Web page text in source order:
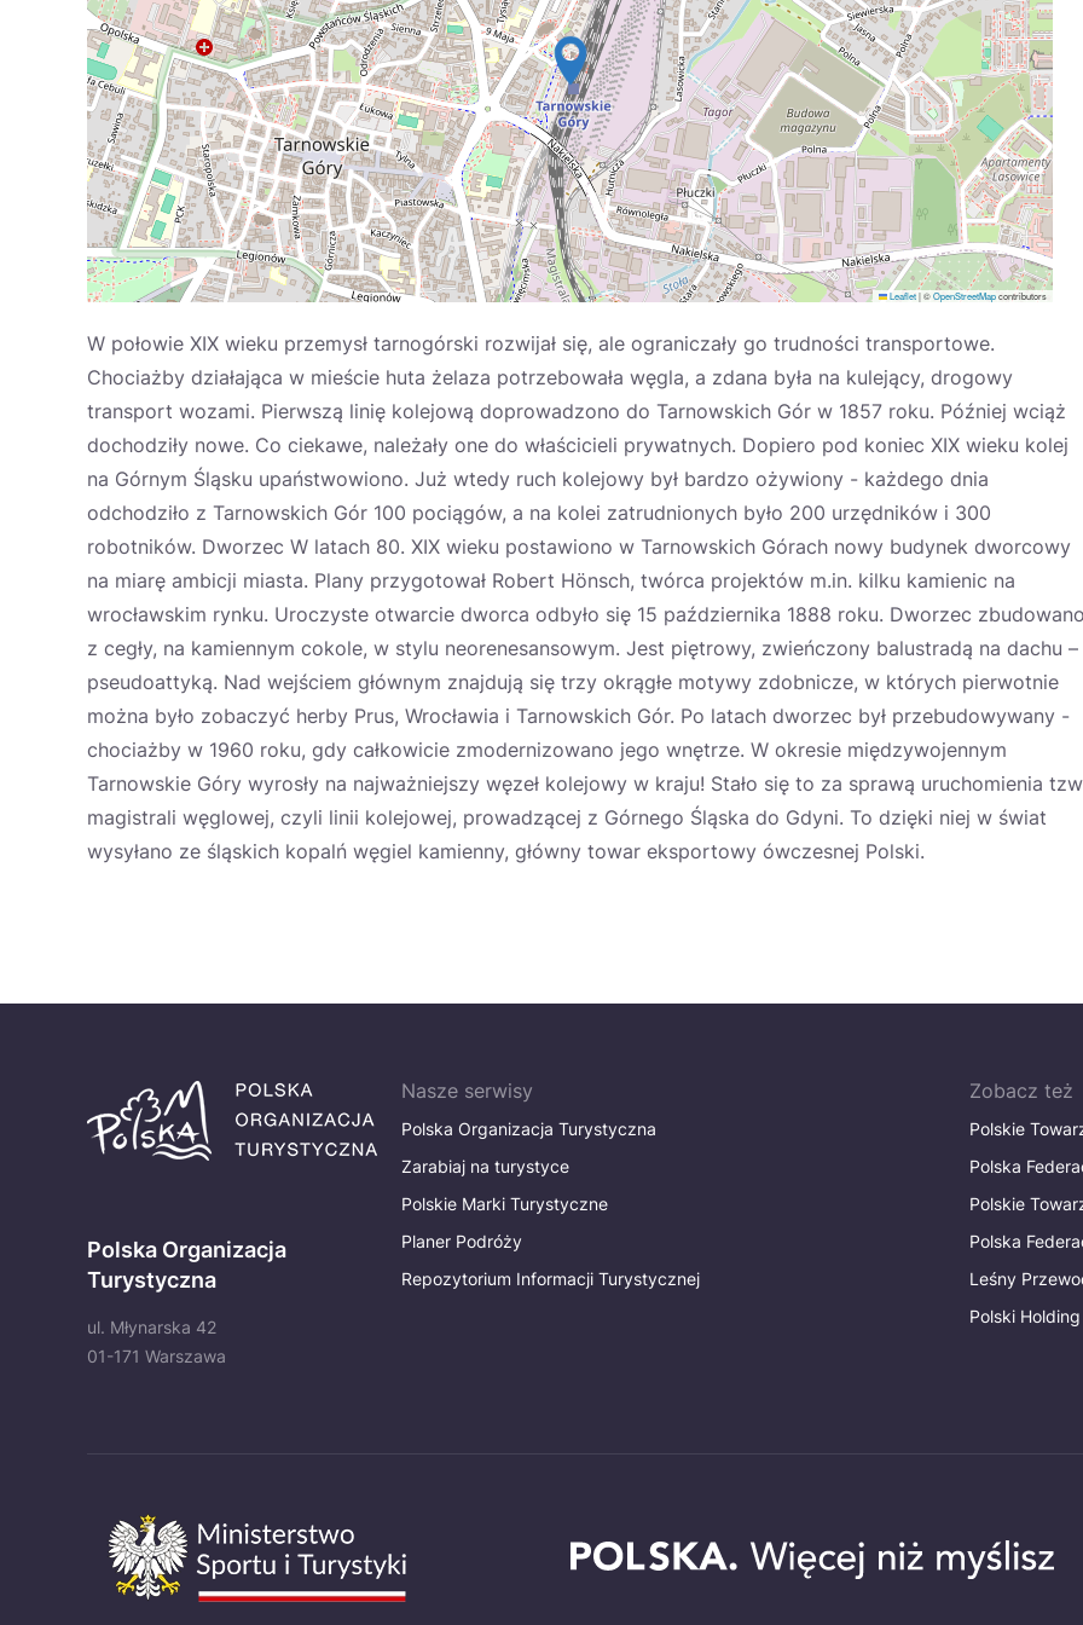
Leaflet|©OpenStreetMapcontributors
W połowie XIX wieku przemysł tarnogórski rozwijał się, ale ograniczały go trudności transportowe.
Chociażby działająca w mieście huta żelaza potrzebowała węgla, a zdana była na kulejący, drogowy
transport wozami. Pierwszą linię kolejową doprowadzono do Tarnowskich Gór w 1857 roku. Później wciąż
dochodziły nowe. Co ciekawe, należały one do właścicieli prywatnych. Dopiero pod koniec XIX wieku kolej
na Górnym Śląsku upaństwowiono. Już wtedy ruch kolejowy był bardzo ożywiony - każdego dnia
odchodziło z Tarnowskich Gór 100 pociągów, a na kolei zatrudnionych było 200 urzędników i 300
robotników. Dworzec W latach 80. XIX wieku postawiono w Tarnowskich Górach nowy budynek dworcowy
na miarę ambicji miasta. Plany przygotował Robert Hönsch, twórca projektów m.in. kilku kamienic na
wrocławskim rynku. Uroczyste otwarcie dworca odbyło się 15 października 1888 roku. Dworzec
z cegły, na kamiennym cokole, w stylu neorenesansowym. Jest piętrowy, zwieńczony balustradą na dachu –
pseudoattyką. Nad wejściem głównym znajdują się trzy okrągłe motywy zdobnicze, w których pierwotnie
można było zobaczyć herby Prus, Wrocławia i Tarnowskich Gór. Po latach dworzec był przebudowywany -
chociażby w 1960 roku, gdy całkowicie zmodernizowano jego wnętrze. W okresie międzywojennym
Tarnowskie Góry wyrosły na najważniejszy węzeł kolejowy w kraju! Stało się to za sprawą uruchomienia
magistrali węglowej, czyli linii kolejowej, prowadzącej z Górnego Śląska do Gdyni. To dzięki niej w świat
wysyłano ze śląskich kopalń węgiel kamienny, główny towar eksportowy ówczesnej Polski.
Polska Organizacja
Turystyczna
ul. Młynarska 42
01-171 Warszawa
Nasze serwisy
Polska Organizacja Turystyczna
Zarabiaj na turystyce
Polskie Marki Turystyczne
Planer Podróży
Repozytorium Informacji Turystycznej
Zobacz też
Polskie
Polska
Polskie
Polska
Leśny
Polski